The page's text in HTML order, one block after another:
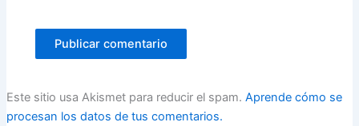
Este sitio usa Akismet para reducir el spam. Aprende cómo se
procesan los datos de tus comentarios.